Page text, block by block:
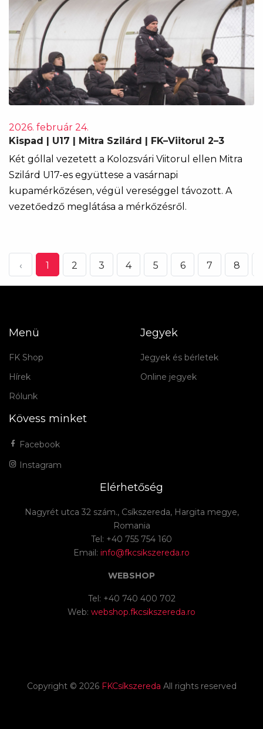
2026. február 24.
Kispad | U17 | Mitra Szilárd | FK–Viitorul 2–3
Két góllal vezetett a Kolozsvári Viitorul ellen Mitra
Szilárd U17-es együttese a vasárnapi
kupamérkőzésen, végül vereséggel távozott. A
vezetőedző meglátása a mérkőzésről.
‹ 1 2 3 4 5 6 7 8
Menü
FK Shop
Hírek
Rólunk
Jegyek
Jegyek és bérletek
Online jegyek
Kövess minket
Facebook
Instagram
Elérhetőség
Nagyrét utca 32 szám., Csíkszereda, Hargita megye,
Romania
Tel: +40 755 754 160
Email: info@fkcsikszereda.ro
WEBSHOP
Tel: +40 740 400 702
Web: webshop.fkcsikszereda.ro
Copyright © 2026 FKCsíkszereda All rights reserved